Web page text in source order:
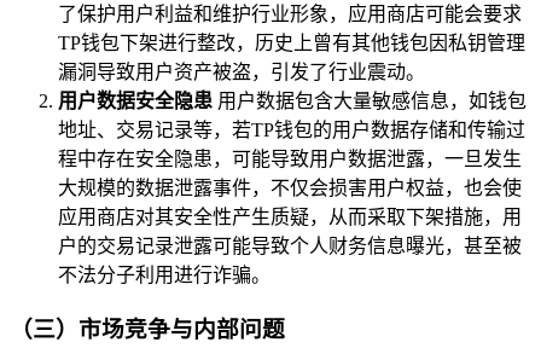
了保护用户利益和维护行业形象，应用商店可能会要求
TP钱包下架进行整改，历史上曾有其他钱包因私钥管理
漏洞导致用户资产被盗，引发了行业震动。
用户数据安全隐患 用户数据包含大量敏感信息，如钱包
地址、交易记录等，若TP钱包的用户数据存储和传输过
程中存在安全隐患，可能导致用户数据泄露，一旦发生
大规模的数据泄露事件，不仅会损害用户权益，也会使
应用商店对其安全性产生质疑，从而采取下架措施，用
户的交易记录泄露可能导致个人财务信息曝光，甚至被
不法分子利用进行诈骗。
（三）市场竞争与内部问题